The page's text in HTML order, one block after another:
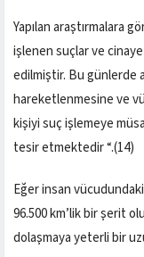
Yapılan araştırmalara
işlenen suçlar ve
edilmiştir. Bu günlerde
hareketlenmesine ve
kişiyi suç işlemeye
tesir etmektedir “.(14)
Eğer insan
96.500 km’lik bir şerit
dolaşmaya yeterli bir